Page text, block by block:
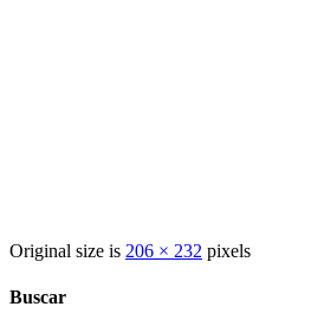
Original size is 206 × 232 pixels
Buscar